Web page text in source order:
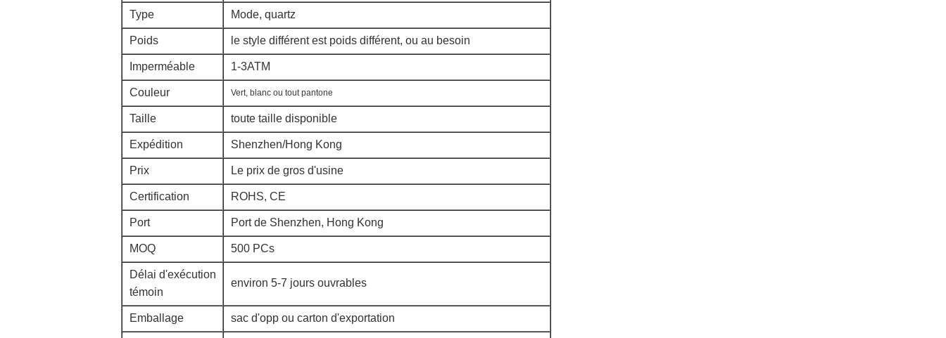
Type Mode, quartz
Poids le style différent est poids différent, ou au besoin
Imperméable 1-3ATM
Couleur Vert, blanc ou tout pantone
Taille toute taille disponible
Expédition Shenzhen/Hong Kong
Prix Le prix de gros d'usine
Certification ROHS, CE
Port Port de Shenzhen, Hong Kong
MOQ 500 PCs
Délai d'exécution
témoin
environ 5-7 jours ouvrables
Emballage sac d'opp ou carton d'exportation